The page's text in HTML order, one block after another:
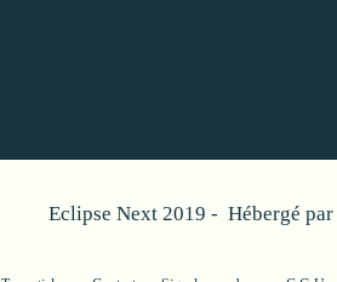
Eclipse Next 2019 - Hébergé par